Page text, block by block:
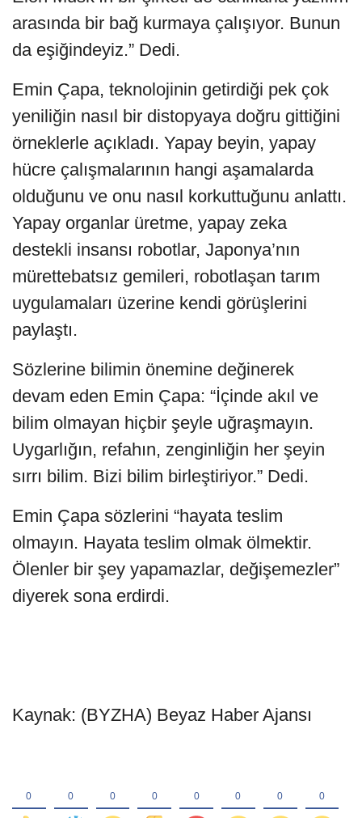
arasında bir bağ kurmaya çalışıyor. Bunun
da eşiğindeyiz.” Dedi.
Emin Çapa, teknolojinin getirdiği pek çok
yeniliğin nasıl bir distopyaya doğru gittiğini
örneklerle açıkladı. Yapay beyin, yapay
hücre çalışmalarının hangi aşamalarda
olduğunu ve onu nasıl korkuttuğunu anlattı.
Yapay organlar üretme, yapay zeka
destekli insansı robotlar, Japonya’nın
mürettebatsız gemileri, robotlaşan tarım
uygulamaları üzerine kendi görüşlerini
paylaştı.
Sözlerine bilimin önemine değinerek
devam eden Emin Çapa: “İçinde akıl ve
bilim olmayan hiçbir şeyle uğraşmayın.
Uygarlığın, refahın, zenginliğin her şeyin
sırrı bilim. Bizi bilim birleştiriyor.” Dedi.
Emin Çapa sözlerini “hayata teslim
olmayın. Hayata teslim olmak ölmektir.
Ölenler bir şey yapamazlar, değişemezler”
diyerek sona erdirdi.
Kaynak: (BYZHA) Beyaz Haber Ajansı